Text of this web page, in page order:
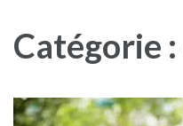
Catégorie :